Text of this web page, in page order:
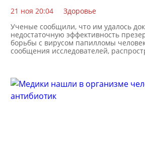
21 ноя 20:04
Здоровье
Ученые сообщили, что им удалось
недостаточную эффективность
борьбы с вирусом папилломы
сообщения исследователей,